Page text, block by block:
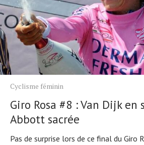
Cyclisme féminin
Giro Rosa #8 : Van Dijk en
Abbott sacrée
Pas de surprise lors de ce final du Giro